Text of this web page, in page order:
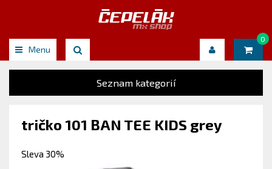
Menu
0
Seznam kategorií
tričko 101 BAN TEE KIDS grey
Sleva 30%